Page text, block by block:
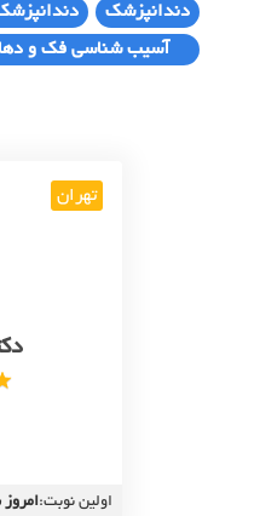
دندانپزشک
آسیب شناسی فک و
تهران
اولین نوبت:امروز شنبه